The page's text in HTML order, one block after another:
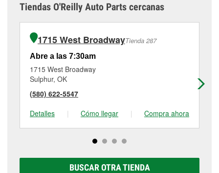
Tiendas O'Reilly Auto Parts cercanas
1715 West BroadwayTienda 287
Abre a las 7:30am
1715 West Broadway
Sulphur, OK
(580) 622-5547
Detalles
| Cómo llegar | Compra ahora
BUSCAR OTRA TIENDA